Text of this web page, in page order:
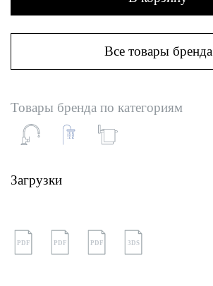
Все товары бренда
Товары бренда по категориям
Загрузки
PDF PDF PDF 3DS